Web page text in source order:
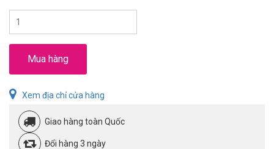
Mua hàng
Xem địa chỉ cửa hàng
Giao hàng toàn Quốc
Đổi hàng 3 ngày